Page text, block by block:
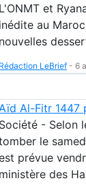
L'ONMT et
inédite au
nouvelles
Rédaction LeBrief- 6
Aïd Al-Fitr 1447
Société - Selon
le
prévue
ministère des